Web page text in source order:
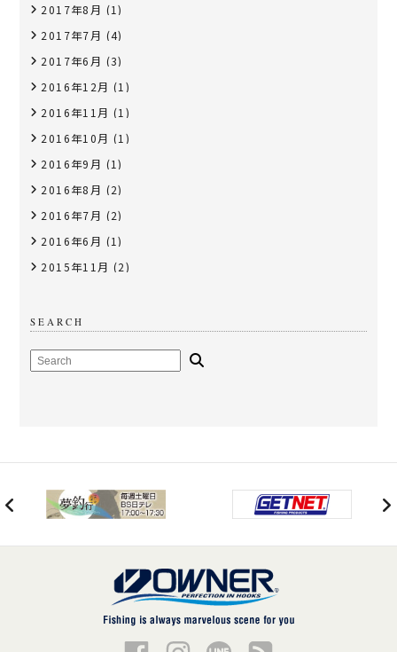
2017年8月 (1)
2017年7月 (4)
2017年6月 (3)
2016年12月 (1)
2016年11月 (1)
2016年10月 (1)
2016年9月 (1)
2016年8月 (2)
2016年7月 (2)
2016年6月 (1)
2015年11月 (2)
SEARCH